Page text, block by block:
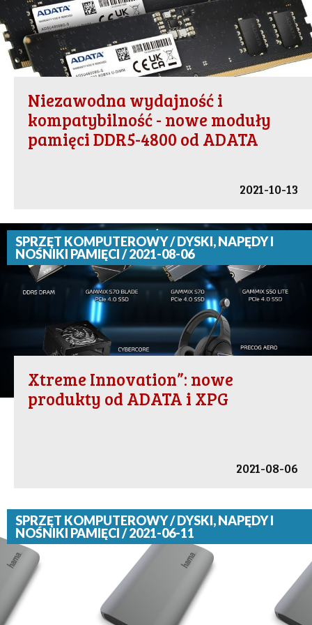
Niezawodna wydajność i
kompatybilność - nowe moduły
pamięci DDR5-4800 od ADATA
2021-10-13
SPRZĘT KOMPUTEROWY / DYSKI, NAPĘDY I
NOŚNIKI PAMIĘCI / 2021-08-06
Xtreme Innovation”: nowe
produkty od ADATA i XPG
2021-08-06
SPRZĘT KOMPUTEROWY / DYSKI, NAPĘDY I
NOŚNIKI PAMIĘCI / 2021-06-11